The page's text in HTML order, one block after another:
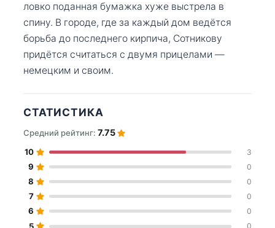
ловко поданная бумажка хуже выстрела в
спину. В городе, где за каждый дом ведётся
борьба до последнего кирпича, Сотникову
придётся считаться с двумя прицелами —
немецким и своим.
СТАТИСТИКА
Средний рейтинг: 7.75
10 3
9 0
8 0
7 0
6 0
5 0